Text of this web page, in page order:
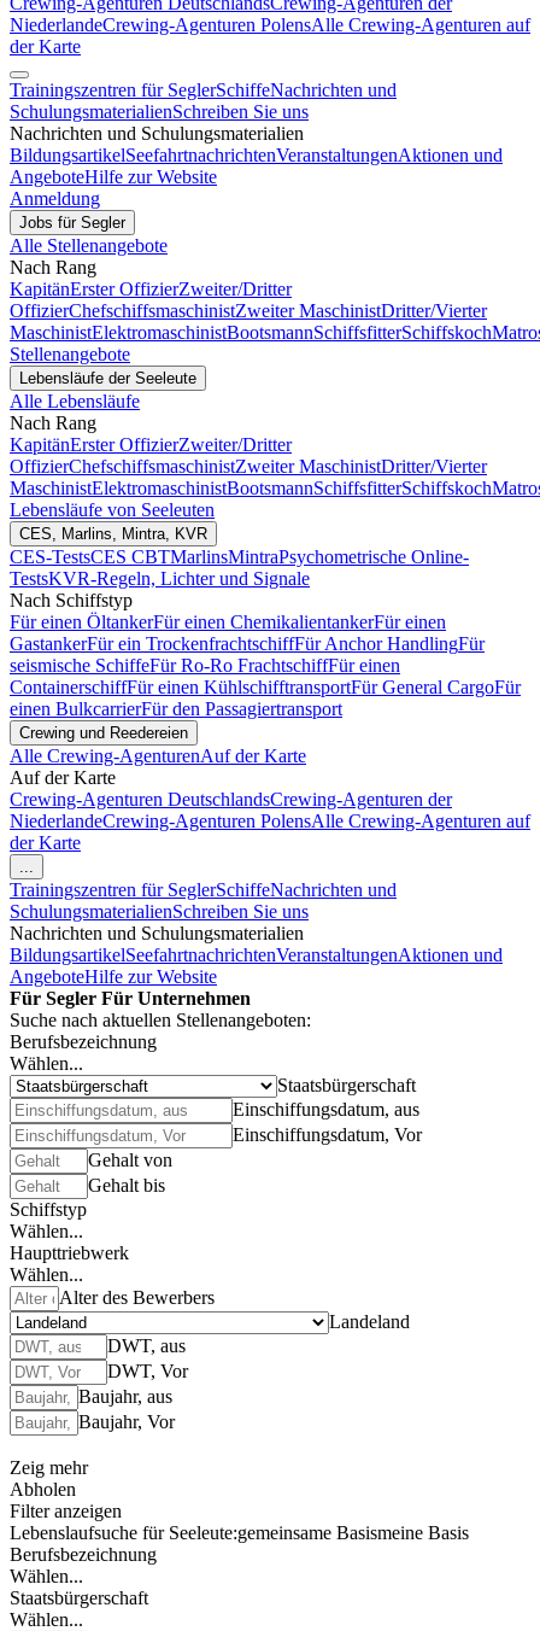
NiederlandeCrewing-Agenturen PolensAlle Crewing-Agenturen auf
der Karte
Trainingszentren für SeglerSchiffeNachrichten und
SchulungsmaterialienSchreiben Sie uns
Nachrichten und Schulungsmaterialien
BildungsartikelSeefahrtnachrichtenVeranstaltungenAktionen und
AngeboteHilfe zur Website
Anmeldung
Jobs für Segler
Alle Stellenangebote
Nach Rang
KapitänErster OffizierZweiter/Dritter
OffizierChefschiffsmaschinistZweiter MaschinistDritter/Vierter
MaschinistElektromaschinistBootsmannSchiffsfitterSchiffskoch
Stellenangebote
Lebensläufe der Seeleute
Alle Lebensläufe
Nach Rang
KapitänErster OffizierZweiter/Dritter
OffizierChefschiffsmaschinistZweiter MaschinistDritter/Vierter
MaschinistElektromaschinistBootsmannSchiffsfitterSchiffskoch
Lebensläufe von Seeleuten
CES, Marlins, Mintra, KVR
CES-TestsCES CBTMarlinsMintraPsychometrische Online-
TestsKVR-Regeln, Lichter und Signale
Nach Schiffstyp
Für einen ÖltankerFür einen ChemikalientankerFür einen
GastankerFür ein TrockenfrachtschiffFür Anchor HandlingFür
seismische SchiffeFür Ro-Ro FrachtschiffFür einen
ContainerschiffFür einen KühlschifftransportFür General CargoFür
einen BulkcarrierFür den Passagiertransport
Crewing und Reedereien
Alle Crewing-AgenturenAuf der Karte
Auf der Karte
Crewing-Agenturen DeutschlandsCrewing-Agenturen der
NiederlandeCrewing-Agenturen PolensAlle Crewing-Agenturen auf
der Karte
...
Trainingszentren für SeglerSchiffeNachrichten und
SchulungsmaterialienSchreiben Sie uns
Nachrichten und Schulungsmaterialien
BildungsartikelSeefahrtnachrichtenVeranstaltungenAktionen und
AngeboteHilfe zur Website
Für Segler Für Unternehmen
Suche nach aktuellen Stellenangeboten:
Berufsbezeichnung
Wählen...
Staatsbürgerschaft
Einschiffungsdatum, aus
Einschiffungsdatum, Vor
Gehalt von
Gehalt bis
Schiffstyp
Wählen...
Haupttriebwerk
Wählen...
Alter des Bewerbers
Landeland
DWT, aus
DWT, Vor
Baujahr, aus
Baujahr, Vor
Zeig mehr
Abholen
Filter anzeigen
Lebenslaufsuche für Seeleute:gemeinsame Basismeine Basis
Berufsbezeichnung
Wählen...
Staatsbürgerschaft
Wählen...